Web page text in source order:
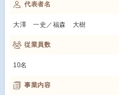
代表者名
大澤 一史／福森 大樹
従業員数
10名
事業内容